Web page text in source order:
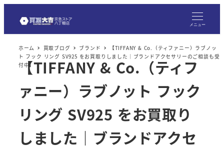
メニュー
ホーム 買取ブログ ブランド
【TIFFANY & Co.（ティファニー）ラブノッ
ト フック リング SV925 をお買取りしました｜ブランドアクセサリーのご相談も受
付中】
【TIFFANY & Co.（ティフ
ァニー）ラブノット フック
リング SV925 をお買取り
しました｜ブランドアクセ